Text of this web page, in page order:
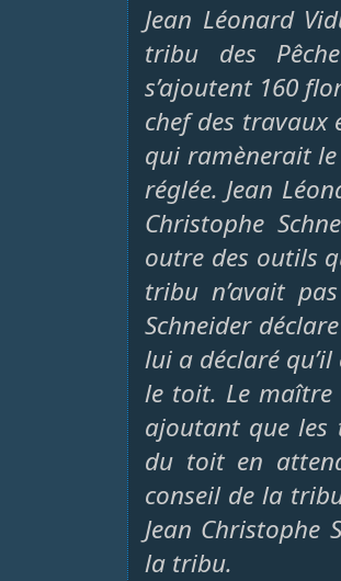
Jean Léonard
tribu des
s’ajoutent 160
chef des travaux
qui ramènerait
réglée. Jean
Christophe
outre des outils
tribu n’avait
Schneider
lui a déclaré
le toit. Le maître
ajoutant que les
du toit en
conseil de la
Jean Christophe
la tribu.